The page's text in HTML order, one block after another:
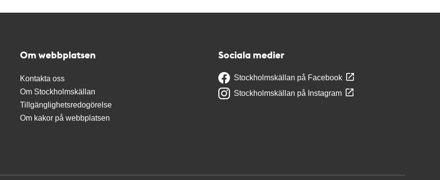
Om webbplatsen
Kontakta oss
Om Stockholmskällan
Tillgänglighetsredogörelse
Om kakor på webbplatsen
Sociala medier
Stockholmskällan på Facebook
Stockholmskällan på Instagram